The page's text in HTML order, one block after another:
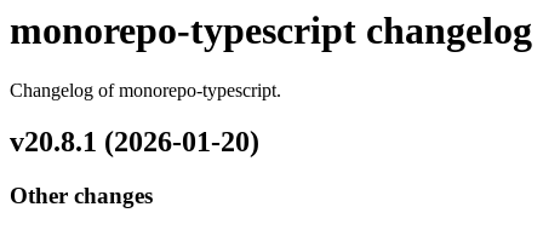
monorepo-typescript changelog
Changelog of monorepo-typescript.
v20.8.1 (2026-01-20)
Other changes